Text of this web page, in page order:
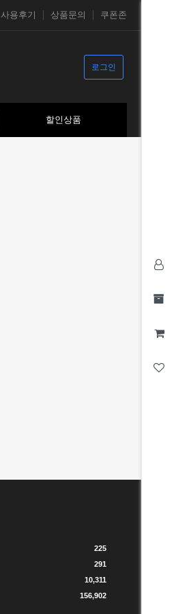
사용후기 상품문의 쿠폰존
로그인
할인상품
225
291
10,311
156,902